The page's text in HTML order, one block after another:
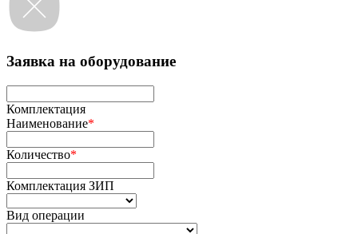
Заявка на оборудование
Комплектация
Наименование*
Количество*
Комплектация ЗИП
Вид операции